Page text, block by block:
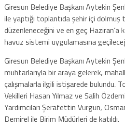
Giresun Belediye Başkanı Aytekin
ile yaptığı toplantıda şehir içi dolmuş
düzenleneceğini ve en geç Haziran’a
havuz sistemi uygulamasına
Giresun Belediye Başkanı Aytekin
muhtarlarıyla bir araya gelerek,
çalışmalarla ilgili istişarede bulundu.
Vekilleri Hasan Yılmaz ve Salih
Yardımcıları Şerafettin Vurgun,
Demirel ile Birim Müdürleri de katıldı.